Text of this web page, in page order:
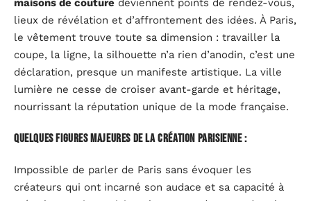
maisons de couture deviennent points de rendez-vous,
lieux de révélation et d’affrontement des idées. À Paris,
le vêtement trouve toute sa dimension : travailler la
coupe, la ligne, la silhouette n’a rien d’anodin, c’est une
déclaration, presque un manifeste artistique. La ville
lumière ne cesse de croiser avant-garde et héritage,
nourrissant la réputation unique de la mode française.
Quelques figures majeures de la création parisienne :
Impossible de parler de Paris sans évoquer les
créateurs qui ont incarné son audace et sa capacité à